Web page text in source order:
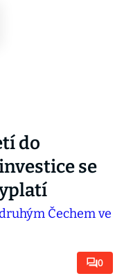
do
se
0